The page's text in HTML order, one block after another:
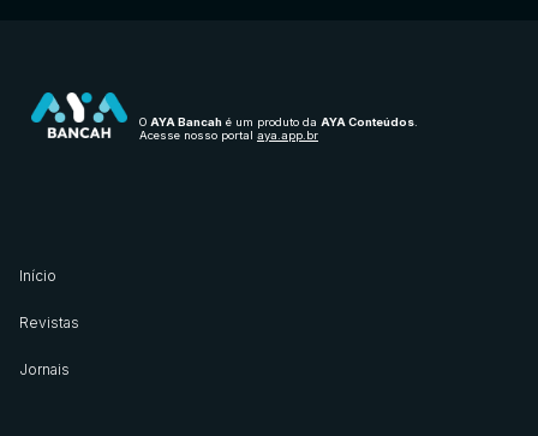
O AYA Bancah é um produto da AYA Conteúdos
Acesse nosso portal aya.app.br
Início
Revistas
Jornais